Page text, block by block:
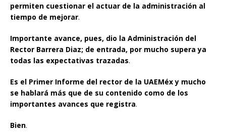
permiten cuestionar el actuar de la administración al
tiempo de mejorar.
Importante avance, pues, dio la Administración del
Rector Barrera Diaz; de entrada, por mucho supera ya
todas las expectativas trazadas.
Es el Primer Informe del rector de la UAEMéx y mucho
se hablará más que de su contenido como de los
importantes avances que registra.
Bien.